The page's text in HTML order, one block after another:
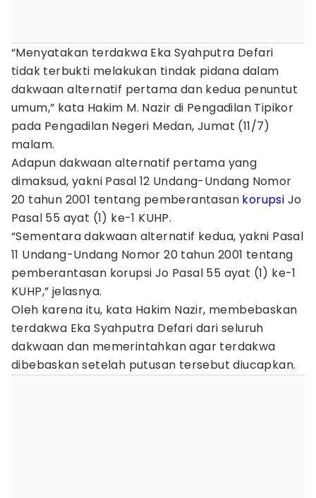
“Menyatakan terdakwa Eka Syahputra Defari
tidak terbukti melakukan tindak pidana dalam
dakwaan alternatif pertama dan kedua penuntut
umum,” kata Hakim M. Nazir di Pengadilan Tipikor
pada Pengadilan Negeri Medan, Jumat (11/7)
malam.
Adapun dakwaan alternatif pertama yang
dimaksud, yakni Pasal 12 Undang-Undang Nomor
20 tahun 2001 tentang pemberantasan korupsi Jo
Pasal 55 ayat (1) ke-1 KUHP.
“Sementara dakwaan alternatif kedua, yakni Pasal
11 Undang-Undang Nomor 20 tahun 2001 tentang
pemberantasan korupsi Jo Pasal 55 ayat (1) ke-1
KUHP,” jelasnya.
Oleh karena itu, kata Hakim Nazir, membebaskan
terdakwa Eka Syahputra Defari dari seluruh
dakwaan dan memerintahkan agar terdakwa
dibebaskan setelah putusan tersebut diucapkan.